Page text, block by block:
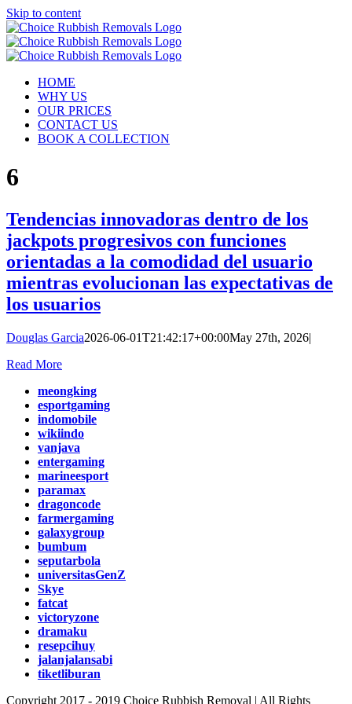
Skip to content
HOME
WHY US
OUR PRICES
CONTACT US
BOOK A COLLECTION
6
Tendencias innovadoras dentro de los
jackpots progresivos con funciones
orientadas a la comodidad del usuario
mientras evolucionan las expectativas de
los usuarios
Douglas Garcia2026-06-01T21:42:17+00:00May 27th, 2026|
Read More
meongking
esportgaming
indomobile
wikiindo
vanjava
entergaming
marineesport
paramax
dragoncode
farmergaming
galaxygroup
bumbum
seputarbola
universitasGenZ
Skye
fatcat
victoryzone
dramaku
resepcihuy
jalanjalansabi
tiketliburan
Copyright 2017 - 2019 Choice Rubbish Removal | All Rights